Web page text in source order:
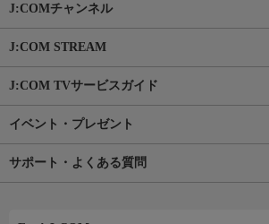
J:COMチャンネル
J:COM STREAM
J:COM TVサービスガイド
イベント・プレゼント
サポート・よくある質問